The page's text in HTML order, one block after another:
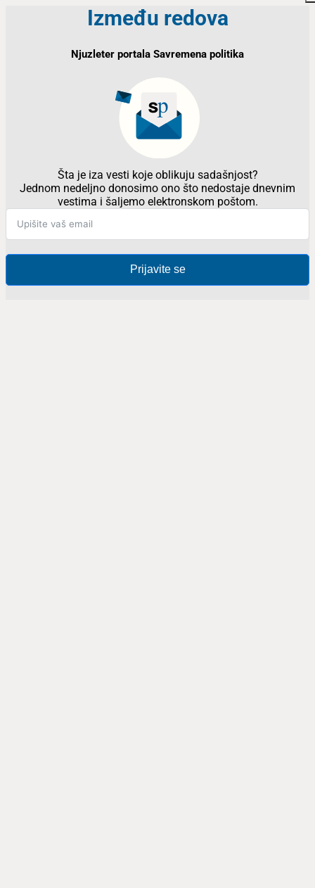
Između redova
Njuzleter portala Savremena politika
Šta je iza vesti koje oblikuju sadašnjost?
Jednom nedeljno donosimo ono što nedostaje dnevnim
vestima i šaljemo elektronskom poštom.
Prijavite se